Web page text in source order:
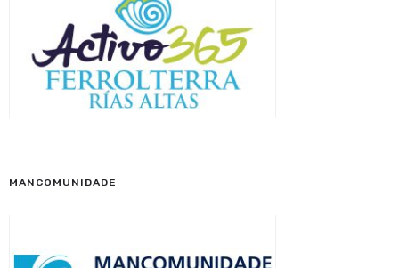
MANCOMUNIDADE